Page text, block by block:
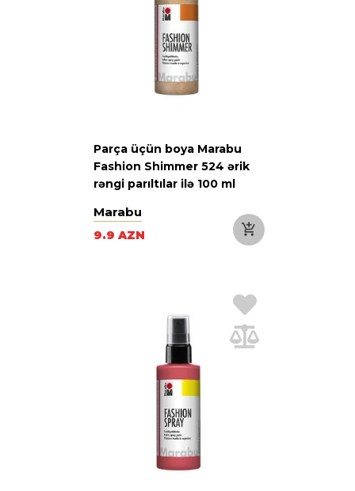
Parça üçün boya Marabu
Fashion Shimmer 524 ərik
rəngi parıltılar ilə 100 ml
Marabu
9.9 AZN